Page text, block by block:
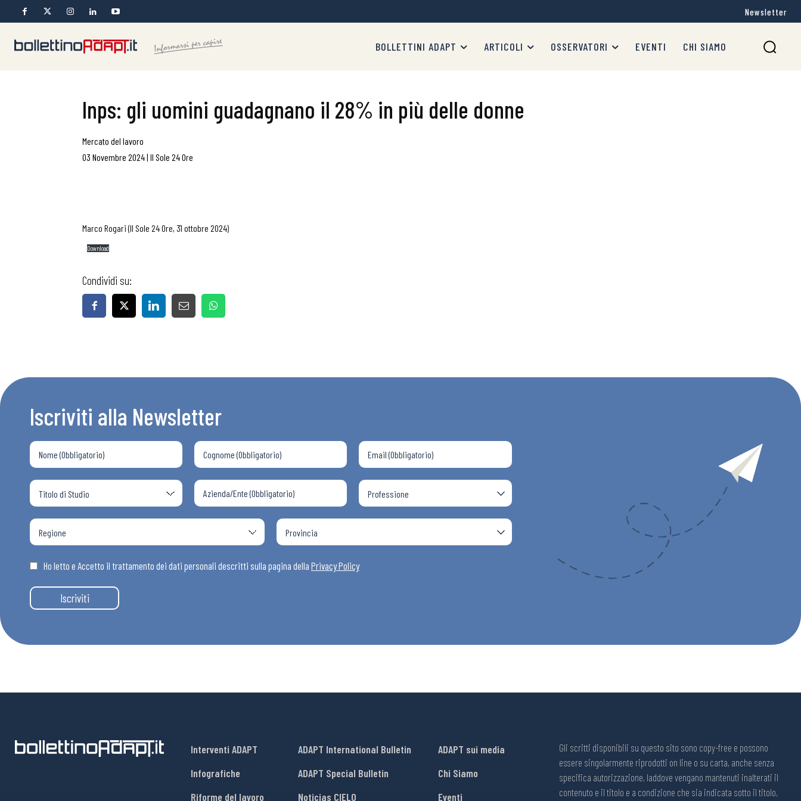
Bollettini ADAPT
Articoli
Osservatori
Newsletter
BOLLETTINI ADAPT ARTICOLI OSSERVATORI EVENTI CHI SIAMO
Inps: gli uomini guadagnano il 28% in più delle donne
Mercato del lavoro
03 Novembre 2024| Il Sole 24 Ore
Marco Rogari (Il Sole 24 Ore, 31 ottobre 2024)
Download
Condividi su:
Iscriviti alla Newsletter
Ho letto e Accetto il trattamento dei dati personali descritti sulla pagina della Privacy Policy
Iscriviti
Interventi ADAPT
Infografiche
Riforme del lavoro
ADAPT International Bulletin
ADAPT Special Bulletin
Noticias CIELO
ADAPT sui media
Chi Siamo
Eventi
Gli scritti disponibili su questo sito sono copy-free e possono
essere singolarmente riprodotti on line o su carta, anche senza
specifica autorizzazione, laddove vengano mantenuti inalterati il
contenuto e il titolo e a condizione che sia indicata sotto il titolo,